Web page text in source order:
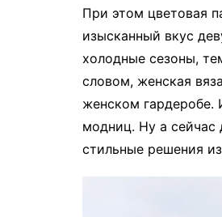
При этом цветовая
изысканный вкус
холодные сезоны,
словом, женская
женском гардеробе.
модниц. Ну а сейчас
стильные решения